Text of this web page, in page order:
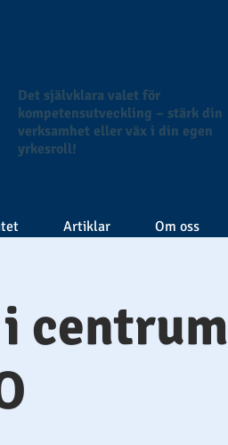
Det självklara valet för
kompetensutveckling – stärk din
verksamhet eller väx i din egen
yrkesroll!
Artiklar Om oss
centrum